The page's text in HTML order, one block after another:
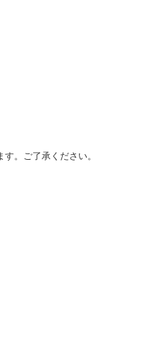
。ご了承ください。